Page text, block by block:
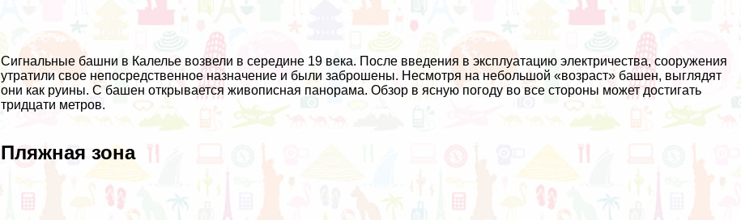
Сигнальные башни в Калелье возвели в середине 19 века. После введения в эксплуатацию электричества, сооружения
утратили свое непосредственное назначение и были заброшены. Несмотря на небольшой «возраст» башен, выглядят
они как руины. С башен открывается живописная панорама. Обзор в ясную погоду во все стороны может достигать
тридцати метров.
Пляжная зона